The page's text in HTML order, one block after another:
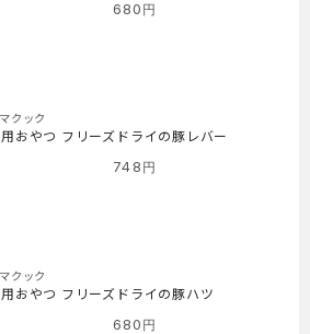
680 円
クック
おやつ フリーズドライの豚レバー
748 円
クック
おやつ フリーズドライの豚ハツ
680 円